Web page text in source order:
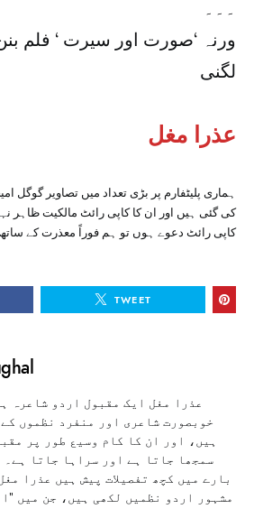
۔۔۔
ورنہ ‘صورت اور سیرت ‘ فلم
لگنی
عذرا مغل
ہماری پلیٹفارم پر بڑی تعداد میں تصاویر گوگل
کی گئی ہیں اور ان کا کاپی رائٹ مالکیت ظاہر
کاپی رائٹ دعوے ہوں تو ہم فوراً معذرت کے
TWEET
عذرا مغل ایک مقبول اردو شاعرہ
خوبصورت شاعری اور منفرد نظموں
ہیں، اور ان کا کام وسیع طور پر
سمجھا جاتا ہے اور سراہا جاتا ہے۔
بارے میں کچھ تفصیلات پیش ہیں عذرا
مشہور اردو نظمیں لکھی ہیں، جن میں